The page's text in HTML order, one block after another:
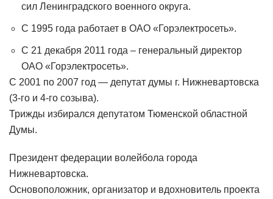
сил Ленинградского военного округа.
С 1995 года работает в ОАО «Горэлектросеть».
С 21 декабря 2011 года – генеральный директор
ОАО «Горэлектросеть».
С 2001 по 2007 год — депутат думы г. Нижневартовска
(3-го и 4-го созыва).
Трижды избирался депутатом Тюменской областной
Думы.
Президент федерации волейбола города
Нижневартовска.
Основоположник, организатор и вдохновитель проекта